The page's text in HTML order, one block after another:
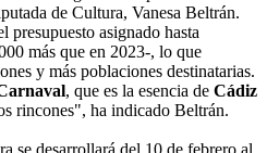
de Cultura, Vanesa Beltrán.
presupuesto asignado hasta
más que en 2023-, lo que
y más poblaciones destinatarias.
, que es la esencia de Cádiz
rincones", ha indicado Beltrán.